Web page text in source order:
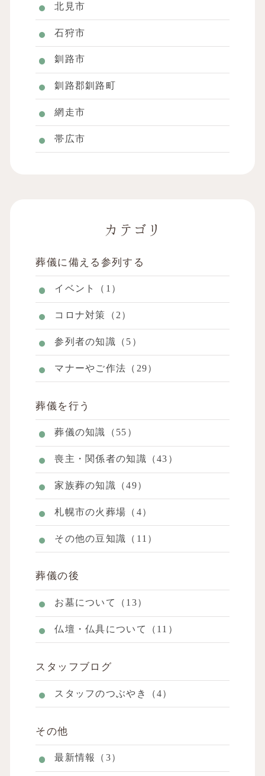
北見市
石狩市
釧路市
釧路郡釧路町
網走市
帯広市
カテゴリ
葬儀に備える参列する
イベント（1）
コロナ対策（2）
参列者の知識（5）
マナーやご作法（29）
葬儀を行う
葬儀の知識（55）
喪主・関係者の知識（43）
家族葬の知識（49）
札幌市の火葬場（4）
その他の豆知識（11）
葬儀の後
お墓について（13）
仏壇・仏具について（11）
スタッフブログ
スタッフのつぶやき（4）
その他
最新情報（3）